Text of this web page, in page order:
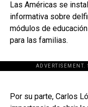
Las Américas se
informativa sobre
módulos de
para las familias.
Por su parte, Carlos